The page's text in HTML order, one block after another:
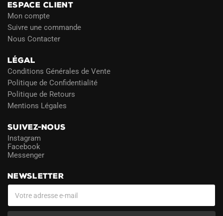
ESPACE CLIENT
Mon compte
Suivre une commande
Nous Contacter
LÉGAL
Conditions Générales de Vente
Politique de Confidentialité
Politique de Retours
Mentions Légales
SUIVEZ-NOUS
Instagram
Facebook
Messenger
NEWSLETTER